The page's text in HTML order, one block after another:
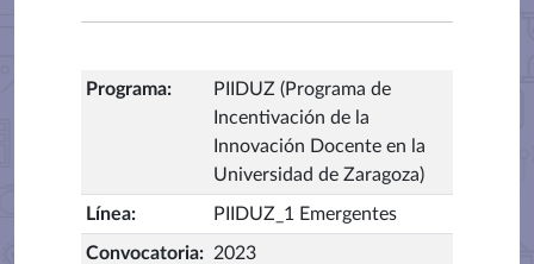
Programa:
PIIDUZ (Programa de
Incentivación de la
Innovación Docente en la
Universidad de Zaragoza)
Línea: PIIDUZ_1 Emergentes
Convocatoria: 2023